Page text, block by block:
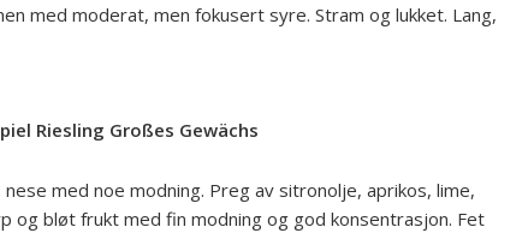
med moderat, men fokusert syre. Stram og lukket. Lang,
Riesling Großes Gewächs
med noe modning. Preg av sitronolje, aprikos, lime,
og bløt frukt med fin modning og god konsentrasjon. Fet